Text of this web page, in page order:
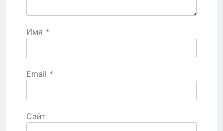
Имя *
Email *
Сайт